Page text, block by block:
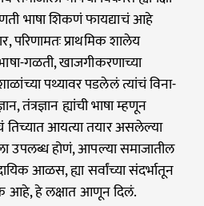
भाषा शिकणं फायद्याचं आहे
परिणामतः प्राथमिक शालेय
गळती, खाजगीकरणाच्या
पथ्यावर पडलेलं त्यांचं विना-
तंत्रज्ञान ह्यांची भाषा म्हणून
आयत्या तयार असलेल्या
उपलब्ध होणं, आपल्या समाजातील
आळस, ह्या सर्वांच्या संदर्भातून
हे लक्षात आणून दिलं.